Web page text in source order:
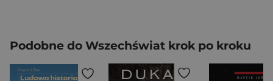
Podobne do Wszechświat krok po kroku